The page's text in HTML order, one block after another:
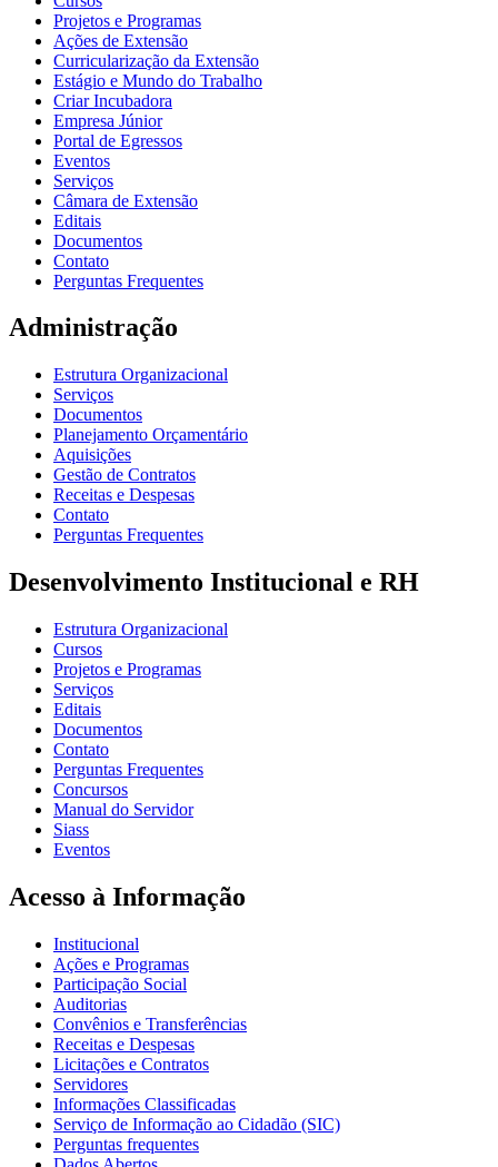
Projetos e Programas
Ações de Extensão
Curricularização da Extensão
Estágio e Mundo do Trabalho
Criar Incubadora
Empresa Júnior
Portal de Egressos
Eventos
Serviços
Câmara de Extensão
Editais
Documentos
Contato
Perguntas Frequentes
Administração
Estrutura Organizacional
Serviços
Documentos
Planejamento Orçamentário
Aquisições
Gestão de Contratos
Receitas e Despesas
Contato
Perguntas Frequentes
Desenvolvimento Institucional e RH
Estrutura Organizacional
Cursos
Projetos e Programas
Serviços
Editais
Documentos
Contato
Perguntas Frequentes
Concursos
Manual do Servidor
Siass
Eventos
Acesso à Informação
Institucional
Ações e Programas
Participação Social
Auditorias
Convênios e Transferências
Receitas e Despesas
Licitações e Contratos
Servidores
Informações Classificadas
Serviço de Informação ao Cidadão (SIC)
Perguntas frequentes